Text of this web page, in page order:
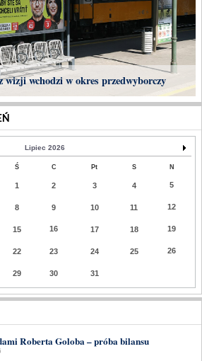
wizji wchodzi w okres przedwyborczy
Lipiec 2026
Ś C Pt S N
1 2 3 4 5
8 9 10 11 12
15 16 17 18 19
22 23 24 25 26
29 30 31
Roberta Goloba – próba bilansu